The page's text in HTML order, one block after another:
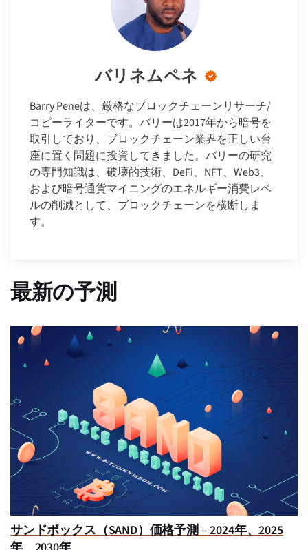
バリネムペネ
Barry Peneは、厳格なブロックチェーンリサーチ/
コピーライターです。バリーは2017年から暗号を
取引しており、ブロックチェーン業界を正しい台
座に置く問題に投資してきました。バリーの研究
の専門知識は、破壊的技術、DeFi、NFT、Web3、
および暗号通貨マイニングのエネルギー消費レベ
ルの削減として、ブロックチェーンを横断しま
す。
最新の予測
サンドボックス（SAND）価格予測 – 2024年、2025